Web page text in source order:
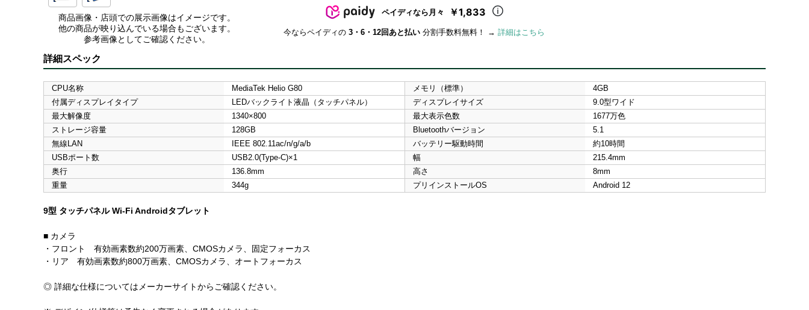
商品画像・店頭での展示画像はイメージです。
他の商品が映り込んでいる場合もございます。
参考画像としてご確認ください。
ペイディなら月々 ￥1,833
今ならペイディの 3・6・12回あと払い 分割手数料無料！ → 詳細はこちら
詳細スペック
CPU名称 MediaTek Helio G80 メモリ（標準）
4GB
付属ディスプレイタイプ
LEDバックライト液晶（タッチパネル） ディスプレイサイズ
9.0型ワイド
最大解像度
1340×800 最大表示色数
1677万色
ストレージ容量
128GB Bluetoothバージョン
5.1
無線LAN
IEEE 802.11ac/n/g/a/b バッテリー駆動時間
約10時間
USBポート数
USB2.0(Type-C)×1 幅
215.4mm
奥行
136.8mm 高さ
8mm
重量
344g プリインストールOS Android 12
9型 タッチパネル Wi-Fi Androidタブレット
■ カメラ
・フロント 有効画素数約200万画素、CMOSカメラ、固定フォーカス
・リア 有効画素数約800万画素、CMOSカメラ、オートフォーカス
◎ 詳細な仕様についてはメーカーサイトからご確認ください。